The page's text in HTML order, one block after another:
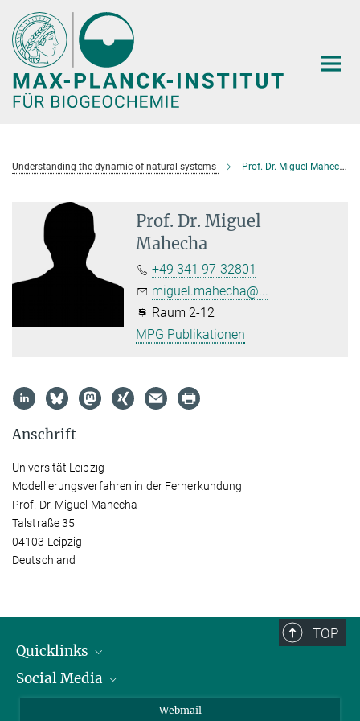
Hauptinhalt
Understanding the dynamic of natural systems Prof. Dr. Miguel Mahecha
Prof. Dr. Miguel
Mahecha
+49 341 97-32801
miguel.mahecha@...
Raum 2-12
MPG Publikationen
Anschrift
Universität Leipzig
Modellierungsverfahren in der Fernerkundung
Prof. Dr. Miguel Mahecha
Talstraße 35
04103 Leipzig
Deutschland
TOP
Quicklinks
IMPRS Graduiertenschule
Social Media
Webmail